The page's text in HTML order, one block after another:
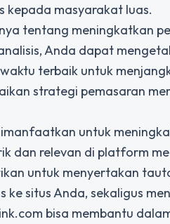
kepada masyarakat luas.
tentang meningkatkan
Anda dapat
terbaik untuk
strategi pemasaran
untuk
dan relevan di platform
untuk menyertakan
situs Anda, sekaligus
bisa membantu